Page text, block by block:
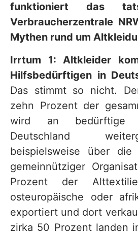
funktioniert das
Verbraucherzentrale
Mythen rund um
Irrtum 1: Altkleider
Hilfsbedürftigen in
Das stimmt so nicht.
zehn Prozent der
wird an bedürftige
Deutschland
beispielsweise über die
gemeinnütziger
Prozent der
osteuropäische oder
exportiert und dort
zirka 50 Prozent landen